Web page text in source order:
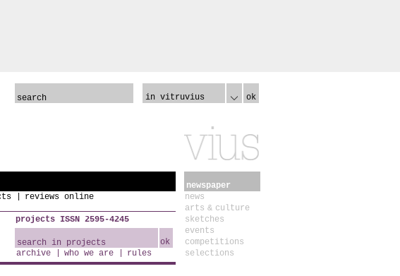
in vitruvius ok
reviews online
projects ISSN 2595-4245
ok
archive
who we are
rules
newspaper
news
arts & culture
sketches
events
competitions
selections